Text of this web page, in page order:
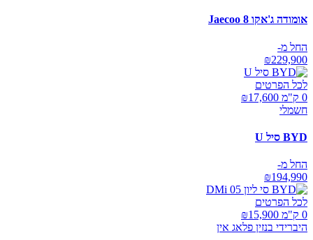
אומודה ג'אקו Jaecoo 8
החל מ-
₪229,900
לכל הפרטים
0 ק"מ ₪
17,600
חשמלי
BYD סיל U
החל מ-
₪194,990
לכל הפרטים
0 ק"מ ₪
15,900
היברידי בנזין פלאג אין